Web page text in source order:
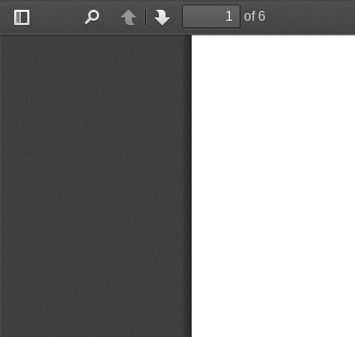
Toggle
PreviousNext
of 6